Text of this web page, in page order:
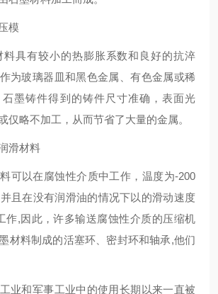
模
有较小的热膨胀系数和良好的抗淬
为玻璃器皿和黑色金属、有色金属或稀
墨铸件得到的铸件尺寸准确，表面光
仅略不加工，从而节省了大量的金属。
滑材料
以在腐蚀性介质中工作，温度为-200
且在没有润滑油的情况下以的滑动速度
作,因此，许多输送腐蚀性介质的压缩机
材料制成的活塞环、密封环和轴承,他们
业和军事工业中的使用长期以来一直被